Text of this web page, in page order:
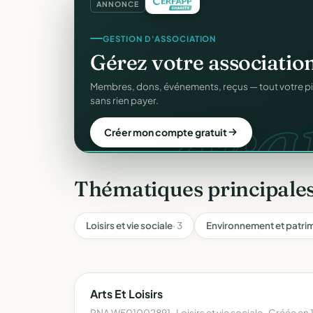
ANNONCE
GESTION D'ASSOCIATION
Gérez votre
Membres, dons, événements, reçus — tout votre
sans rien payer.
Créer mon compte gratuit
COLLECTE DE DONS
Collectez des donsen
Campagnes, paiement sécurisé, reçu fiscal
donateur. 100 % gratuit.
Lancer ma collecte
Thématiques
Loisirs et vie sociale· 3 Environnement et
Arts Et Loisirs